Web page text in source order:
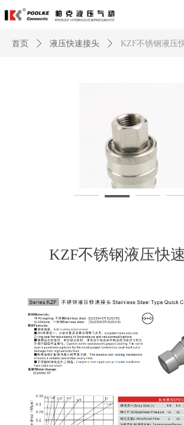
首页 ꄲ 液压快速接头 ꄲ KZF不锈钢液压
KZF不锈钢液压快